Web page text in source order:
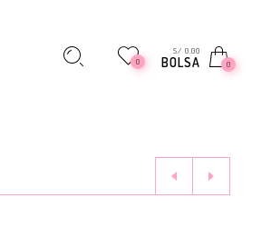
0
S/ 0.00
BOLSA 0